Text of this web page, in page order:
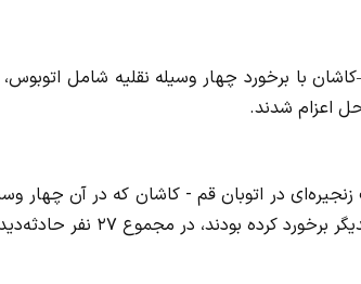
اعزام شدند.
در اتوبان قم - کاشان که در آن چهار
بودند، در مجموع ۲۷ نفر حادثه‌دیده بر جا گذاشت.